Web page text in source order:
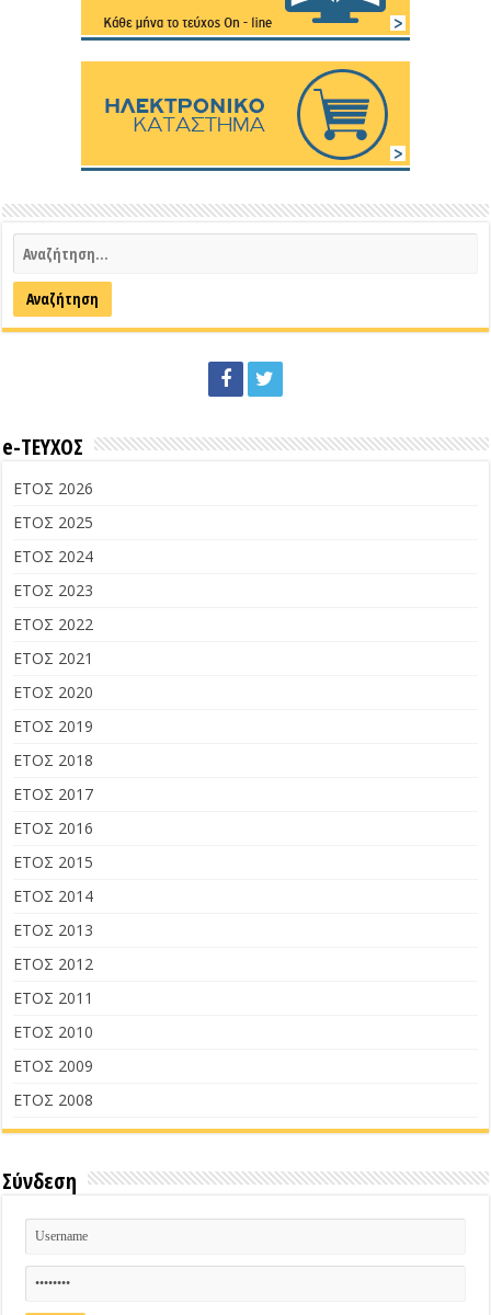
e-ΤΕΥΧΟΣ
ΕΤΟΣ 2026
ΕΤΟΣ 2025
ΕΤΟΣ 2024
ΕΤΟΣ 2023
ΕΤΟΣ 2022
ΕΤΟΣ 2021
ΕΤΟΣ 2020
ΕΤΟΣ 2019
ΕΤΟΣ 2018
ΕΤΟΣ 2017
ΕΤΟΣ 2016
ΕΤΟΣ 2015
ΕΤΟΣ 2014
ΕΤΟΣ 2013
ΕΤΟΣ 2012
ΕΤΟΣ 2011
ΕΤΟΣ 2010
ΕΤΟΣ 2009
ΕΤΟΣ 2008
Σύνδεση